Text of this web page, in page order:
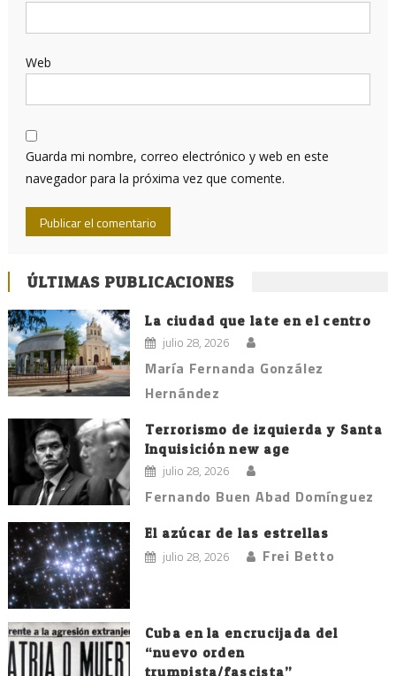
Web
Guarda mi nombre, correo electrónico y web en este
navegador para la próxima vez que comente.
ÚLTIMAS PUBLICACIONES
La ciudad que late en el centro
julio 28, 2026
María Fernanda González
Hernández
Terrorismo de izquierda y Santa
Inquisición new age
julio 28, 2026
Fernando Buen Abad Domínguez
El azúcar de las estrellas
julio 28, 2026 Frei Betto
Cuba en la encrucijada del
“nuevo orden
trumpista/fascista”